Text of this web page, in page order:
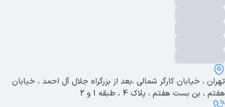
تهران ، خیابان کارگر شمالی ،بعد از بزرگراه جلال آل احمد ، خیابان
هفتم ، بن بست هفتم ، پلاک 4 ، طبقه 1 و 2